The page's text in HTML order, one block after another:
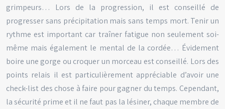
grimpeurs… Lors de la progression, il est conseillé de
progresser sans précipitation mais sans temps mort. Tenir un
rythme est important car traîner fatigue non seulement soi-
même mais également le mental de la cordée… Évidement
boire une gorge ou croquer un morceau est conseillé. Lors des
points relais il est particulièrement appréciable d’avoir une
check-list des chose à faire pour gagner du temps. Cependant,
la sécurité prime et il ne faut pas la lésiner, chaque membre de